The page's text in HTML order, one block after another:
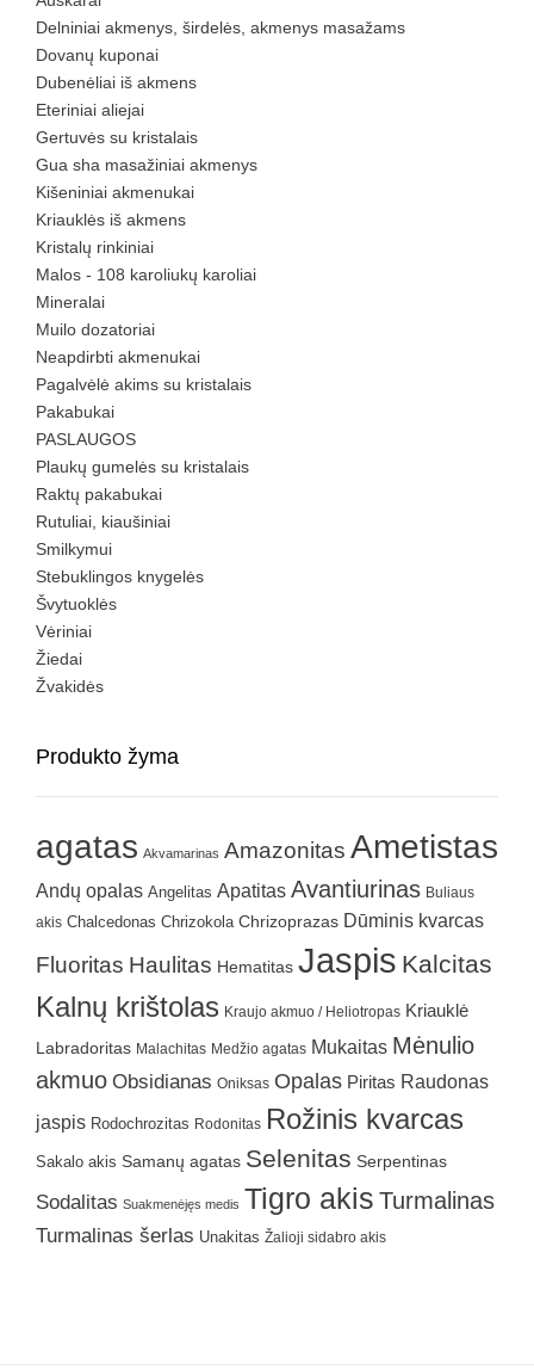
Delniniai akmenys, širdelės, akmenys masažams
Dovanų kuponai
Dubenėliai iš akmens
Eteriniai aliejai
Gertuvės su kristalais
Gua sha masažiniai akmenys
Kišeniniai akmenukai
Kriauklės iš akmens
Kristalų rinkiniai
Malos - 108 karoliukų karoliai
Mineralai
Muilo dozatoriai
Neapdirbti akmenukai
Pagalvėlė akims su kristalais
Pakabukai
PASLAUGOS
Plaukų gumelės su kristalais
Raktų pakabukai
Rutuliai, kiaušiniai
Smilkymui
Stebuklingos knygelės
Švytuoklės
Vėriniai
Žiedai
Žvakidės
Produkto žyma
agatas Akvamarinas Amazonitas Ametistas
Andų opalas Angelitas Apatitas Avantiurinas Buliaus
akis Chalcedonas Chrizokola Chrizoprazas Dūminis kvarcas
Fluoritas Haulitas Hematitas Jaspis Kalcitas
Kalnų krištolas Kraujo akmuo / Heliotropas Kriauklė
Labradoritas Malachitas Medžio agatas Mukaitas Mėnulio
akmuo Obsidianas Oniksas Opalas Piritas Raudonas
jaspis Rodochrozitas Rodonitas Rožinis kvarcas
Sakalo akis Samanų agatas Selenitas Serpentinas
Sodalitas Suakmenėjęs medis Tigro akis Turmalinas
Turmalinas šerlas Unakitas Žalioji sidabro akis